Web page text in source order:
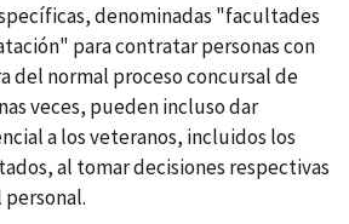
denominadas "facultades
para contratar personas con
del normal proceso concursal de
veces, pueden incluso dar
a los veteranos, incluidos los
al tomar decisiones respectivas